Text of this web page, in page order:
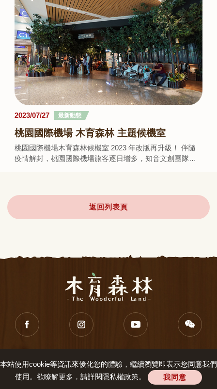
2023/07/27 最新動態
桃園國際機場 木育森林 主題候機室
桃園國際機場木育森林候機室 2023 年改版再升級！ 伴隨
疫情解封，桃園國際機場旅客逐日增多，知音文創團隊也
返回列表頁
本站使用cookie等資訊來優化您的體驗，繼續瀏覽即表示您同意我們
使用。欲瞭解更多，請詳閱隱私權政策。 我同意
知音文創產業股份有限公司．新北市新店區寶中路95之6號．
TEL : +886 2-2917-1700